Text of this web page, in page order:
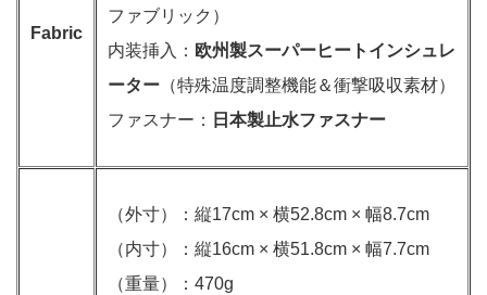
Fabric
ファブリック）
内装挿入： 欧州製スーパーヒートインシュレ
ーター （特殊温度調整機能＆衝撃吸収素材）
ファスナー：
日本製止水ファスナー
（外寸）：縦17cm × 横52.8cm × 幅8.7cm
（内寸）：縦16cm × 横51.8cm × 幅7.7cm
（重量）：470g